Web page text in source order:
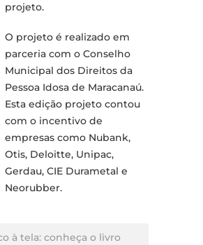
projeto.
O projeto é realizado em
parceria com o Conselho
Municipal dos Direitos da
Pessoa Idosa de Maracanaú.
Esta edição projeto contou
com o incentivo de
empresas como Nubank,
Otis, Deloitte, Unipac,
Gerdau, CIE Durametal e
Neorubber.
à tela: conheça o livro